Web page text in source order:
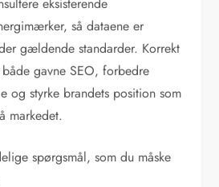
eksisterende
så dataene er
gældende standarder. Korrekt
gavne SEO, forbedre
og styrke brandets position som
markedet.
spørgsmål, som du måske